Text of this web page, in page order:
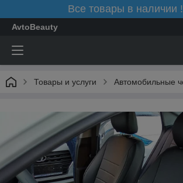
Все товары в наличии
AvtoBeauty
Товары и услуги Автомобильные